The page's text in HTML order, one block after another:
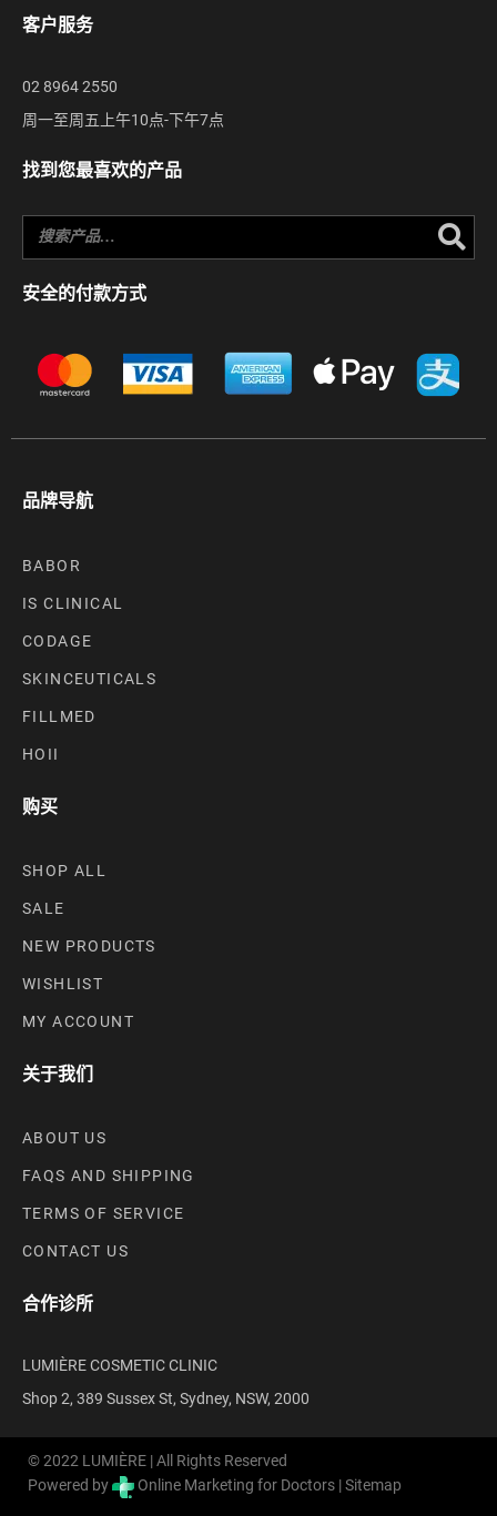
客户服务
02 8964 2550
周一至周五上午10点-下午7点
找到您最喜欢的产品
安全的付款方式
品牌导航
BABOR
IS CLINICAL
CODAGE
SKINCEUTICALS
FILLMED
HOII
购买
SHOP ALL
SALE
NEW PRODUCTS
WISHLIST
MY ACCOUNT
关于我们
ABOUT US
FAQS AND SHIPPING
TERMS OF SERVICE
CONTACT US
合作诊所
LUMIÈRE COSMETIC CLINIC
Shop 2, 389 Sussex St, Sydney, NSW, 2000
© 2022 LUMIÈRE | All Rights Reserved
Powered by
Online Marketing for Doctors |Sitemap